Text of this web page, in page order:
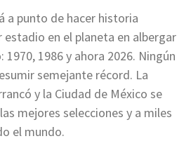
a punto de hacer historia
estadio en el planeta en albergar
1970, 1986 y ahora 2026. Ningún
semejante récord. La
y la Ciudad de México se
mejores selecciones y a miles
el mundo.